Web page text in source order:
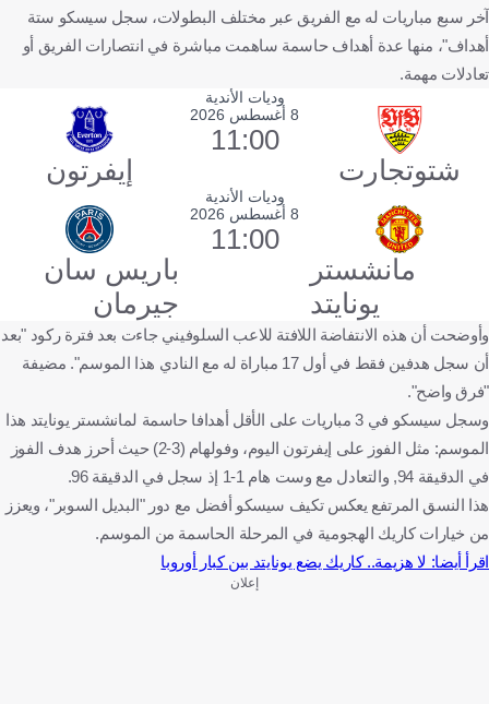
آخر سبع مباريات له مع الفريق عبر مختلف البطولات، سجل سيسكو ستة
أهداف"، منها عدة أهداف حاسمة ساهمت مباشرة في انتصارات الفريق أو
تعادلات مهمة.
وديات الأندية
شتوتجارت
8 أغسطس 2026
11:00
إيفرتون
وديات الأندية
مانشستر
يونايتد
8 أغسطس 2026
11:00
باريس سان
جيرمان
وأوضحت أن هذه الانتفاضة اللافتة للاعب السلوفيني جاءت بعد فترة ركود "بعد
أن سجل هدفين فقط في أول 17 مباراة له مع النادي هذا الموسم". مضيفة
"فرق واضح".
وسجل سيسكو في 3 مباريات على الأقل أهدافا حاسمة لمانشستر يونايتد هذا
الموسم: مثل الفوز على إيفرتون اليوم، وفولهام (3-2) حيث أحرز هدف الفوز
في الدقيقة 94, والتعادل مع وست هام 1-1 إذ سجل في الدقيقة 96.
هذا النسق المرتفع يعكس تكيف سيسكو أفضل مع دور "البديل السوبر"، ويعزز
من خيارات كاريك الهجومية في المرحلة الحاسمة من الموسم.
اقرأ أيضا: لا هزيمة.. كاريك يضع يونايتد بين كبار أوروبا
إعلان